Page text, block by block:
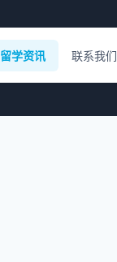
留学资讯 联系我们